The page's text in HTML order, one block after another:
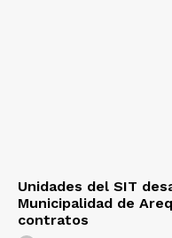
Unidades del SIT
Municipalidad de
contratos